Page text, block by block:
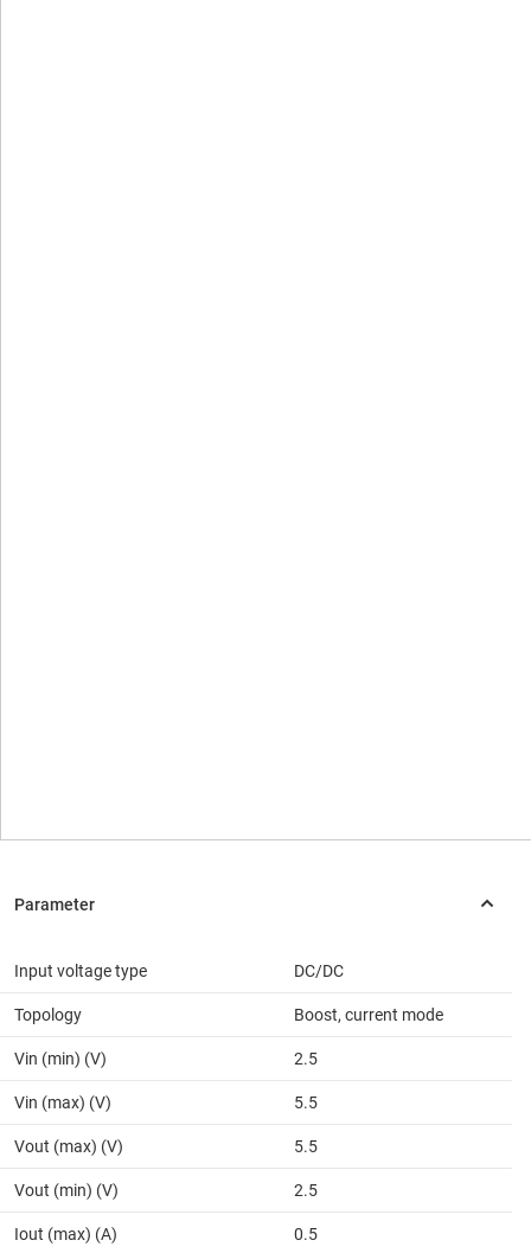
Input voltage type DC/DC
Topology Boost, current mode
Vin (min) (V) 2.5
Vin (max) (V) 5.5
Vout (max) (V) 5.5
Vout (min) (V) 2.5
Iout (max) (A) 0.5